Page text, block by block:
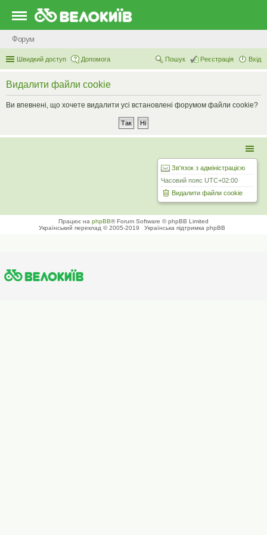
Форум
Швидкий доступ Допомога Вхід
Реєстрація
Пошук
Видалити файли cookie
Ви впевнені, що хочете видалити усі встановлені форумом файли cookie?
Зв'язок з адміністрацією
Часовий пояс UTC+02:00
Видалити файли cookie
Працює на phpBB® Forum Software © phpBB Limited
Український переклад © 2005-2019
Українська підтримка phpBB